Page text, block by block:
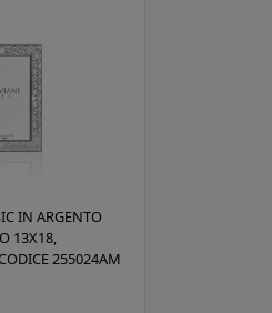
IN ARGENTO
13X18,
255024AM